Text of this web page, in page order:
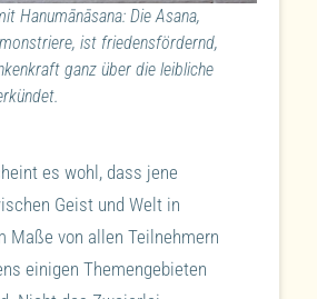
Hanumānāsana: Die Asana,
ist friedensfördernd,
ganz über die leibliche
es wohl, dass jene
Geist und Welt in
Maße von allen Teilnehmern
einigen Themengebieten